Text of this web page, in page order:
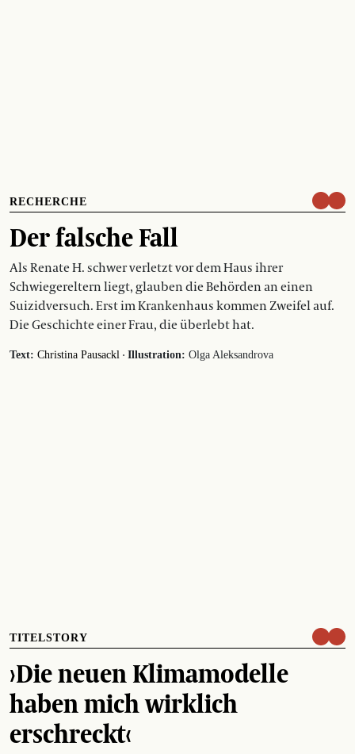
RECHERCHE
Der falsche Fall
Als Renate H. schwer verletzt vor dem Haus ihrer
Schwiegereltern liegt, glauben die Behörden an einen
Suizidversuch. Erst im Krankenhaus kommen Zweifel auf.
Die Geschichte einer Frau, die überlebt hat.
Text: Christina Pausackl · Illustration: Olga Aleksandrova
TITELSTORY
›Die neuen Klimamodelle
haben mich wirklich
erschreckt‹